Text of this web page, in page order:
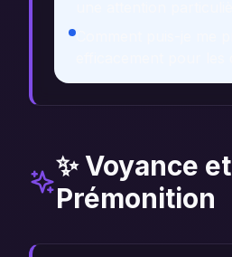
✨ Voyance et
Prémonition